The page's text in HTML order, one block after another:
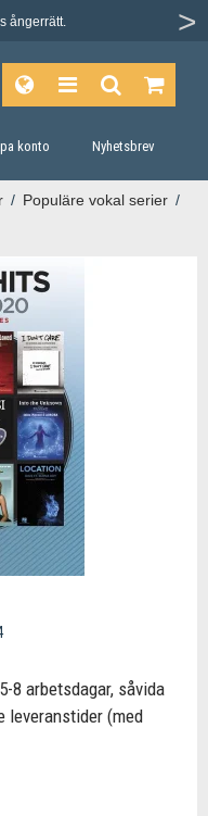
ångerrätt.
konto Nyhetsbrev
/ Populäre vokal serier /
8 arbetsdagar, såvida
leveranstider (med